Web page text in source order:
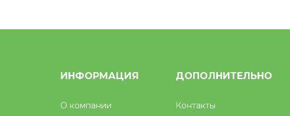
ИНФОРМАЦИЯ
О компании
ДОПОЛНИТЕЛЬНО
Контакты